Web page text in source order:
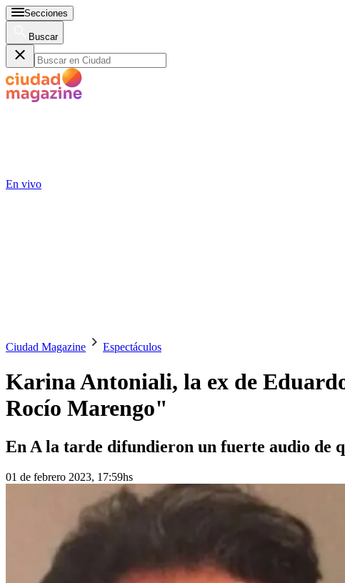
Secciones
Buscar
En vivo
Ciudad Magazine Espectáculos
Karina Antoniali, la ex de
Rocío Marengo"
En A la tarde difundieron un fuerte audio de
01 de febrero 2023, 17:59hs